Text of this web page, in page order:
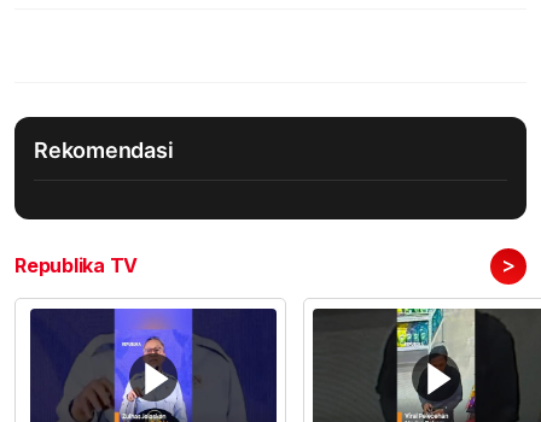
Rekomendasi
Republika TV >